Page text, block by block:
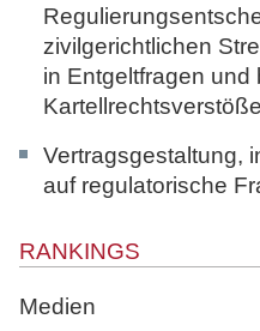
zivilgerichtlichen
in Entgeltfragen und
Vertragsgestaltung,
auf regulatorische
RANKINGS
Medien